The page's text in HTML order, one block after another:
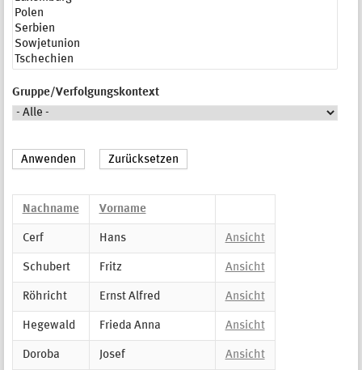
Gruppe/Verfolgungskontext
Nachname Vorname
Cerf Hans Ansicht
Schubert Fritz Ansicht
Röhricht Ernst Alfred Ansicht
Hegewald Frieda Anna Ansicht
Doroba Josef Ansicht